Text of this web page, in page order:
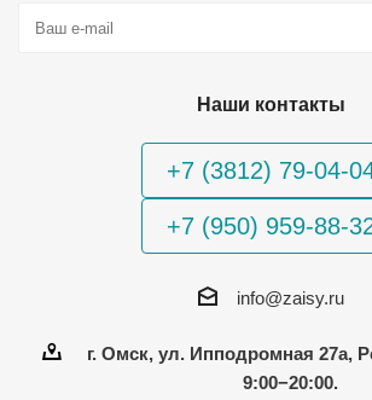
Наши контакты
+7 (3812) 79-04-
+7 (950) 959-88-
info@zaisy.ru
г. Омск, ул. Ипподромная 27а,
9:00−20:00.